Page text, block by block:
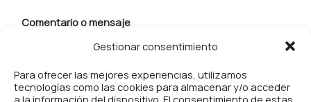
Gestionar consentimiento
Para ofrecer las mejores experiencias, utilizamos
tecnologías como las cookies para almacenar y/o acceder
a la información del dispositivo. El consentimiento de estas
t
*
r
Comentario o mensaje